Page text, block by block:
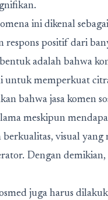
ini dikenal
respons positif dari
adalah bahwa
untuk memperkuat
bahwa jasa komen
meskipun
visual
Dengan
juga harus